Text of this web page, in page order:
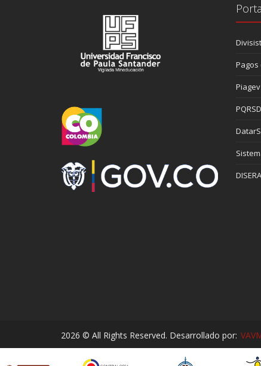
Divisist
Pagos
Piagev
2026 © All Rights Reserved. Desarrollado por: